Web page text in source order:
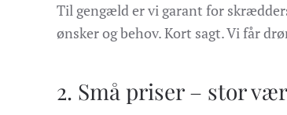
Til gengæld er vi garant for
ønsker og behov. Kort sagt. Vi får
2. Små priser – stor